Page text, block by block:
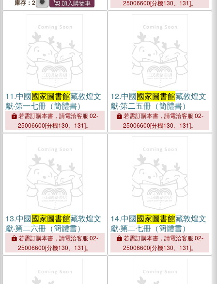
庫存：2
25006600[分機130、131]。
11.中國國家圖書館藏敦煌文
獻‧第一七冊（簡體書）
若需訂購本書，請電洽客服 02-
25006600[分機130、131]。
12.中國國家圖書館藏敦煌文
獻‧第二五冊（簡體書）
若需訂購本書，請電洽客服 02-
25006600[分機130、131]。
13.中國國家圖書館藏敦煌文
獻‧第二六冊（簡體書）
若需訂購本書，請電洽客服 02-
25006600[分機130、131]。
14.中國國家圖書館藏敦煌文
獻‧第二七冊（簡體書）
若需訂購本書，請電洽客服 02-
25006600[分機130、131]。